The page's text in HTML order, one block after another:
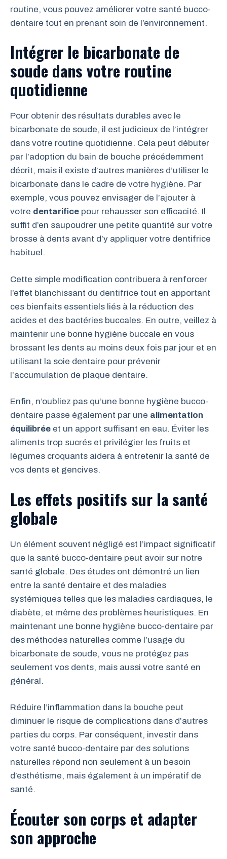
routine, vous pouvez améliorer votre santé bucco-
dentaire tout en prenant soin de l’environnement.
Intégrer le bicarbonate de
soude dans votre routine
quotidienne
Pour obtenir des résultats durables avec le
bicarbonate de soude, il est judicieux de l’intégrer
dans votre routine quotidienne. Cela peut débuter
par l’adoption du bain de bouche précédemment
décrit, mais il existe d’autres manières d’utiliser le
bicarbonate dans le cadre de votre hygiène. Par
exemple, vous pouvez envisager de l’ajouter à
votre dentarifice pour rehausser son efficacité. Il
suffit d’en saupoudrer une petite quantité sur votre
brosse à dents avant d’y appliquer votre dentifrice
habituel.
Cette simple modification contribuera à renforcer
l’effet blanchissant du dentifrice tout en apportant
ces bienfaits essentiels liés à la réduction des
acides et des bactéries buccales. En outre, veillez à
maintenir une bonne hygiène buccale en vous
brossant les dents au moins deux fois par jour et en
utilisant la soie dentaire pour prévenir
l’accumulation de plaque dentaire.
Enfin, n’oubliez pas qu’une bonne hygiène bucco-
dentaire passe également par une alimentation
équilibrée et un apport suffisant en eau. Éviter les
aliments trop sucrés et privilégier les fruits et
légumes croquants aidera à entretenir la santé de
vos dents et gencives.
Les effets positifs sur la santé
globale
Un élément souvent négligé est l’impact significatif
que la santé bucco-dentaire peut avoir sur notre
santé globale. Des études ont démontré un lien
entre la santé dentaire et des maladies
systémiques telles que les maladies cardiaques, le
diabète, et même des problèmes heuristiques. En
maintenant une bonne hygiène bucco-dentaire par
des méthodes naturelles comme l’usage du
bicarbonate de soude, vous ne protégez pas
seulement vos dents, mais aussi votre santé en
général.
Réduire l’inflammation dans la bouche peut
diminuer le risque de complications dans d’autres
parties du corps. Par conséquent, investir dans
votre santé bucco-dentaire par des solutions
naturelles répond non seulement à un besoin
d’esthétisme, mais également à un impératif de
santé.
Écouter son corps et adapter
son approche